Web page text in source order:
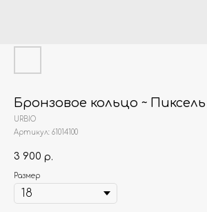
Бронзовое кольцо ~ Пиксель
URBIO
Артикул: 61014100
3 900 р.
Размер